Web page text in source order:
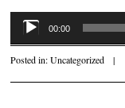
Audiospeler
00:00
Posted in:Uncategorized |